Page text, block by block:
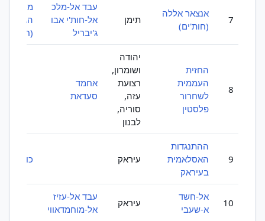
7
אנצאר אללה
(חות'ים)
תימן
עבד אל-מלכ
אל-חות'י אבו
ג'יבריל
מועצת
הג'יהאד
(חות'ים)
8
החזית
העממית
לשחרור
פלסטין
יהודה
ושומרון,
רצועת
עזה,
סוריה,
לבנון
אחמד
סעדאת
9
ההתנגדות
האסלאמית
בעיראק
עיראק כוח קודס
10
אל-חשד
א-שעבי
עיראק
עבד אל-עזיז
אל-מוחמדאווי